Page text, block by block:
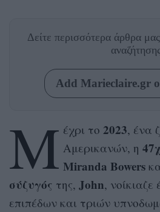
Δείτε περισσότερα άρθρα μας
Add Marieclaire.gr
Μ έχρι το 2023, ένα
Αμερικανών, η
Miranda Bowers
σύζυγός της, John, νοίκιαζε
επιπέδων και τριών